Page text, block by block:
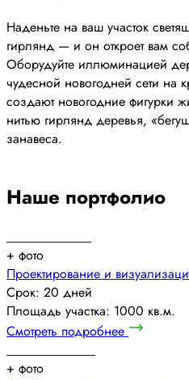
Наденьте на ваш участок
гирлянд — и он откроет вам
Оборудуйте иллюминацией
чудесной новогодней сети
создают новогодние фигурки
нитью гирлянд деревья,
занавеса.
Наше портфолио
+ фото
Проектирование и
Срок: 20 дней
Площадь участка: 1000 кв.м.
Смотреть подробнее
+ фото